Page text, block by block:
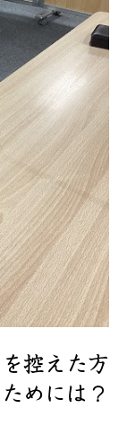
控えた方
めには？